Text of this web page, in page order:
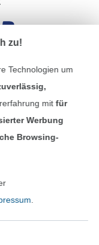
(aktuell
zu!
Technologien um
mitfür
Werbung
Browsing-